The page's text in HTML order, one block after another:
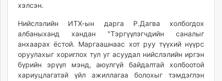
хэлсэн.
Нийслэлийн ИТХ-ын дарга Р.Дагва холбогдох
албаныханд хандан "Тэргүүлэгчдийн саналыг
анхаарах ёстой. Маргаашнаас хот руу түүхий нүүрс
оруулахыг хориглох тул уг асуудал нийслэлийн иргэн
бүрийн эрүүл мэнд, аюулгүй байдалтай холбоотой
хариуцлагатай үйл ажиллагаа болохыг тэмдэглэн